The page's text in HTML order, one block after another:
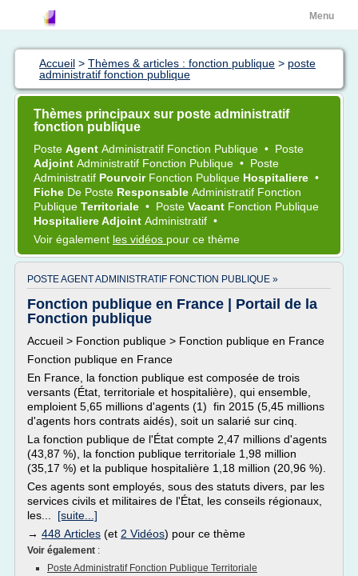
Menu
Accueil > Thèmes & articles : fonction publique > poste
administratif fonction publique
Thèmes principaux sur poste administratif
fonction publique
Poste Agent Administratif Fonction Publique • Poste
Adjoint Administratif Fonction Publique • Poste
Administratif Pourvoir Fonction Publique Hospitaliere •
Fiche De Poste Responsable Administratif Fonction
Publique Territoriale • Poste Vacant Fonction Publique
Hospitaliere Adjoint Administratif •
Voir également les vidéos pour ce thème
POSTE AGENT ADMINISTRATIF FONCTION PUBLIQUE »
Fonction publique en France | Portail de la
Fonction publique
Accueil > Fonction publique > Fonction publique en France
Fonction publique en France
En France, la fonction publique est composée de trois
versants (État, territoriale et hospitalière), qui ensemble,
emploient 5,65 millions d'agents (1) fin 2015 (5,45 millions
d'agents hors contrats aidés), soit un salarié sur cinq.
La fonction publique de l'État compte 2,47 millions d'agents
(43,87 %), la fonction publique territoriale 1,98 million
(35,17 %) et la publique hospitalière 1,18 million (20,96 %).
Ces agents sont employés, sous des statuts divers, par les
services civils et militaires de l'État, les conseils régionaux,
les... [suite...]
→ 448 Articles (et 2 Vidéos) pour ce thème
Voir également :
Poste Administratif Fonction Publique Territoriale